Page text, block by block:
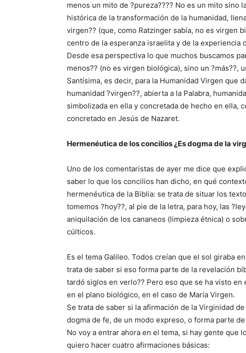
menos un mito de ?pureza???? No es un mito sino
histórica de la transformación de la humanidad,
virgen?? (que, como Ratzinger sabía, no es virgen
centro de la esperanza israelita y de la experiencia
Desde esa perspectiva lo que muchos buscamos
menos?? (no es virgen biológica), sino un ?más??,
Santísima, es decir, para la Humanidad Virgen que
humanidad ?virgen??, abierta a la Palabra,
simbolizada en ella y concretada de hecho en ella,
concretado en Jesús de Nazaret.
Hermenéutica de los concilios ¿Es dogma de la
Uno de los comentaristas de ayer me dice que
saber lo que los concilios han dicho, en qué
hermenéutica de la Biblia: se trata de situar los
tomemos ?hoy??, al pie de la letra, para hoy, las
aniquilación de los cananeos (limpieza étnica) o
cúlticos.
Es el tema Galileo. Todos creían que el sol giraba
trata de saber si eso forma parte de la revelación
tardó siglos en verlo?? Pero eso que se ha visto
en el plano biológico, en el caso de María Virgen.
Se trata de saber si la afirmación de la Virginidad
dogma de fe, de un modo expreso, o forma parte
No voy a entrar ahora en el tema, si hay gente que
quiero hacer cuatro afirmaciones básicas: